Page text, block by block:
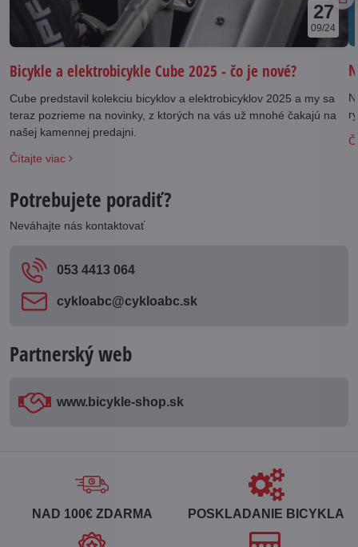
27
09/24
Bicykle a elektrobicykle Cube 2025 - čo je nové?
Cube predstavil kolekciu bicyklov a elektrobicyklov 2025 a my sa
teraz pozrieme na novinky, z ktorých na vás už mnohé čakajú na
našej kamennej predajni.
Čítajte viac
Potrebujete poradiť?
Neváhajte nás kontaktovať
053 4413 064
cykloabc​@cykloabc​.sk
Partnerský web
www​.bicykle-shop​.sk
NAD 100€ ZDARMA POSKLADANIE BICYKLA